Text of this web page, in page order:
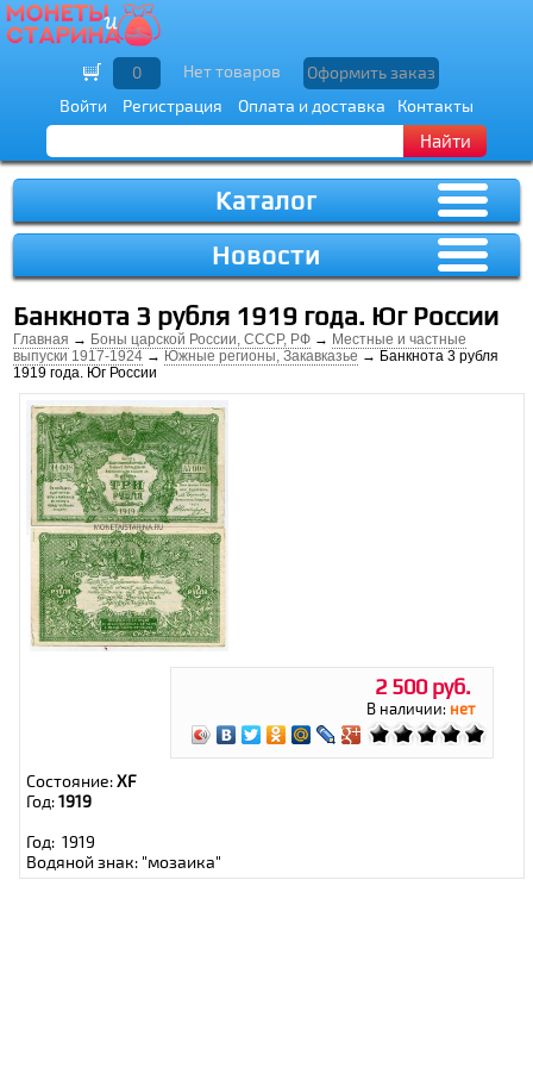
Войти Регистрация Оплата и доставка Контакты
Найти
0 Нет товаров Оформить заказ
Каталог
Новости
Банкнота 3 рубля 1919 года. Юг России
Главная → Боны царской России, СССР, РФ → Местные и частные
выпуски 1917-1924 → Южные регионы, Закавказье → Банкнота 3 рубля
1919 года. Юг России
2 500 руб.
В наличии: нет
Состояние:XF
Год:1919
Год: 1919
Водяной знак: "мозаика"